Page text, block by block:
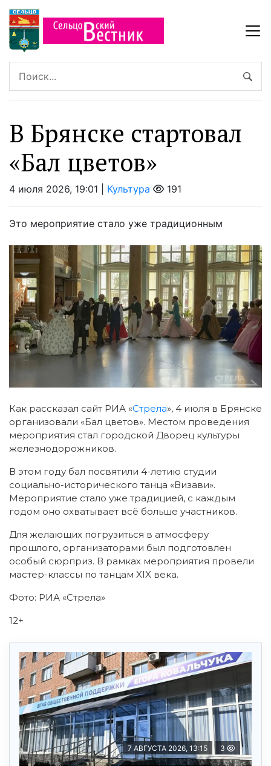
В Брянске стартовал
«Бал цветов»
4 июля 2026, 19:01 | Культура 191
Это мероприятие стало уже традиционным
Как рассказал сайт РИА «Стрела», 4 июля в Брянске
организовали «Бал цветов». Местом проведения
мероприятия стал городской Дворец культуры
железнодорожников.
В этом году бал посвятили 4-летию студии
социально-исторического танца «Визави».
Мероприятие стало уже традицией, с каждым
годом оно охватывает всё больше участников.
Для желающих погрузиться в атмосферу
прошлого, организаторами был подготовлен
особый сюрприз. В рамках мероприятия провели
мастер-классы по танцам XIX века.
Фото: РИА «Стрела»
12+
7 АВГУСТА 2026, 13:15 3